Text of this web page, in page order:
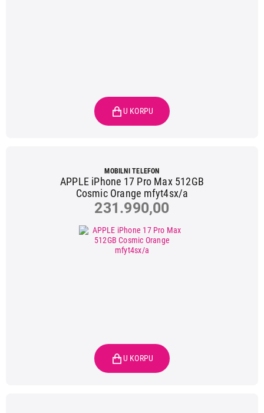
MOBILNI TELEFON
APPLE iPhone 17 Pro Max 512GB
Cosmic Orange mfyt4sx/a
231.990,00